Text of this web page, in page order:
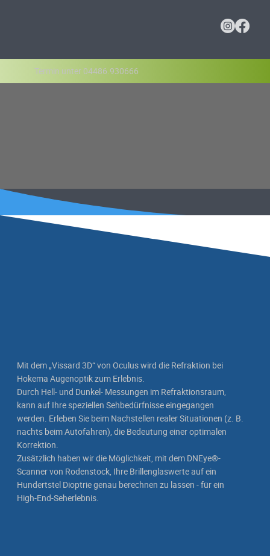
Termin unter 04486.930666
Mit dem „Vissard 3D“ von Oculus wird die Refraktion bei
Hokema Augenoptik zum Erlebnis.
Durch Hell- und Dunkel- Messungen im Refraktionsraum,
kann auf Ihre speziellen Sehbedürfnisse eingegangen
werden. Erleben Sie beim Nachstellen realer Situationen (z. B.
nachts beim Autofahren), die Bedeutung einer optimalen
Korrektion.
Zusätzlich haben wir die Möglichkeit, mit dem DNEye®-
Scanner von Rodenstock, Ihre Brillenglaswerte auf ein
Hundertstel Dioptrie genau berechnen zu lassen - für ein
High-End-Seherlebnis.